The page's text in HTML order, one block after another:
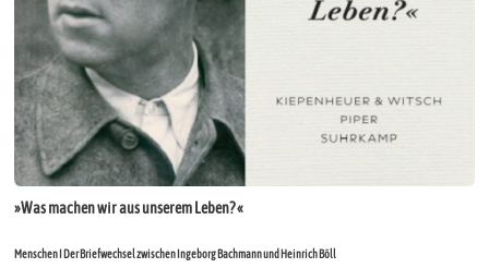
»Was machen wir aus unserem Leben? «
Menschen I Der Briefwechsel zwischen Ingeborg Bachmann und Heinrich Böll